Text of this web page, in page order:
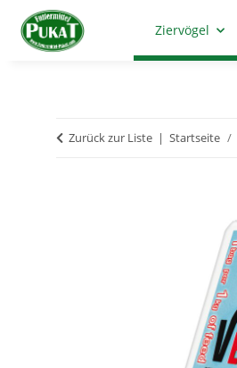
Ziervögel
Zurück zur Liste Startseite